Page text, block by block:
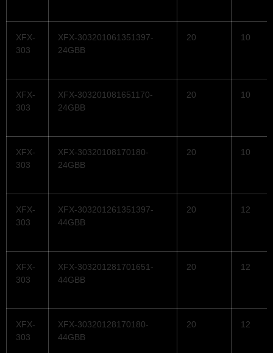
XFX-
303
XFX-303201061351397-
24GBB
20 10
XFX-
303
XFX-303201081651170-
24GBB
20 10
XFX-
303
XFX-30320108170180-
24GBB
20 10
XFX-
303
XFX-303201261351397-
44GBB
20 12
XFX-
303
XFX-303201281701651-
44GBB
20 12
XFX-
303
XFX-30320128170180-
44GBB
20 12